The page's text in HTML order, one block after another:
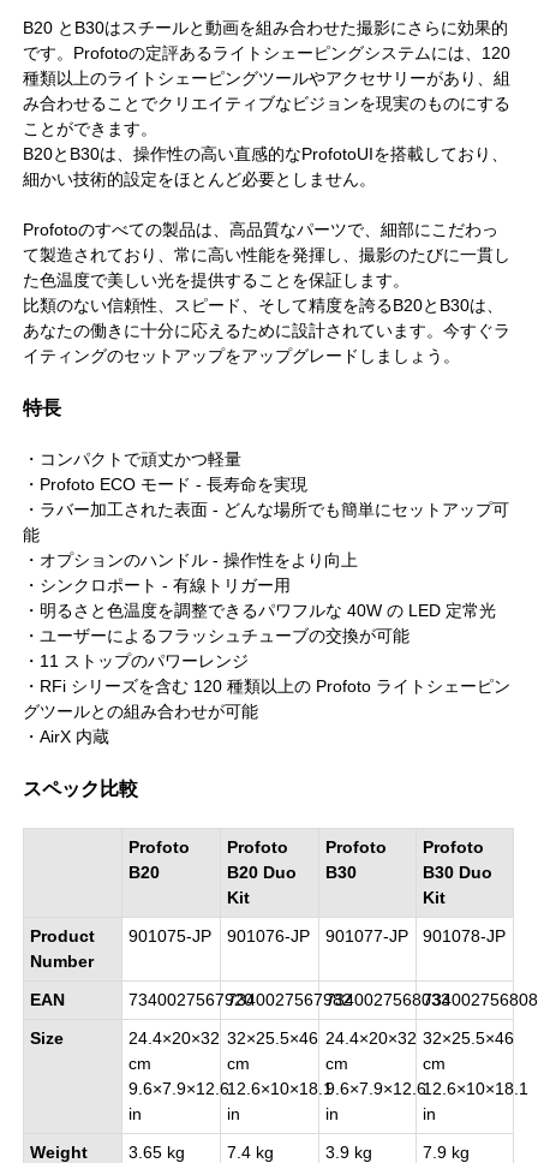
B20 とB30はスチールと動画を組み合わせた撮影にさらに効果的
です。Profotoの定評あるライトシェーピングシステムには、120
種類以上のライトシェーピングツールやアクセサリーがあり、組
み合わせることでクリエイティブなビジョンを現実のものにする
ことができます。
B20とB30は、操作性の高い直感的なProfotoUIを搭載しており、
細かい技術的設定をほとんど必要としません。
Profotoのすべての製品は、高品質なパーツで、細部にこだわっ
て製造されており、常に高い性能を発揮し、撮影のたびに一貫し
た色温度で美しい光を提供することを保証します。
比類のない信頼性、スピード、そして精度を誇るB20とB30は、
あなたの働きに十分に応えるために設計されています。今すぐラ
イティングのセットアップをアップグレードしましょう。
特長
・コンパクトで頑丈かつ軽量
・Profoto ECO モード - 長寿命を実現
・ラバー加工された表面 - どんな場所でも簡単にセットアップ可
能
・オプションのハンドル - 操作性をより向上
・シンクロポート - 有線トリガー用
・明るさと色温度を調整できるパワフルな 40W の LED 定常光
・ユーザーによるフラッシュチューブの交換が可能
・11 ストップのパワーレンジ
・RFi シリーズを含む 120 種類以上の Profoto ライトシェーピン
グツールとの組み合わせが可能
・AirX 内蔵
スペック比較
Profoto
B20
Profoto
B20 Duo
Kit
Profoto
B30
Profoto
B30 Duo
Kit
Product
Number
901075-JP 901076-JP 901077-JP 901078-JP
EAN 734002756792073400275679827340027568033
Size
24.4×20×32
cm
9.6×7.9×12.6
in
32×25.5×46
cm
12.6×10×18.1
in
24.4×20×32
cm
9.6×7.9×12.6
in
32×25.5×46
cm
12.6×10×18.1
in
Weight
3.65 kg
7.4 kg
3.9 kg
7.9 kg